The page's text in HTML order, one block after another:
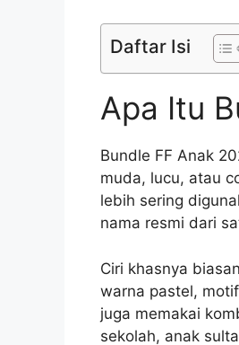
Daftar Isi
Apa Itu
Bundle FF Anak
muda, lucu, atau
lebih sering
nama resmi dari
Ciri khasnya
warna pastel,
juga memakai
sekolah, anak